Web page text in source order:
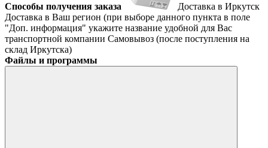
Способы получения заказа
Доставка в Иркутск
Доставка в Ваш регион (при выборе данного пункта в поле
"Доп. информация" укажите название удобной для Вас
транспортной компании Самовывоз (после поступления на
склад Иркутска)
Файлы и программы